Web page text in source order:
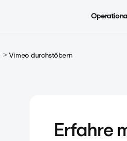
Vimeo durchstöbern
Erfahre